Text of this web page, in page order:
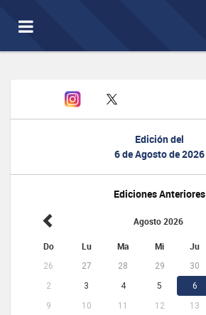
Toggle
navigation
Edición del
6 de Agosto de 2026
Ediciones Anteriores
Agosto 2026
Do Lu Ma Mi Ju
26 27 28 29 30
2
3 4 5 6
9
10 11 12 13